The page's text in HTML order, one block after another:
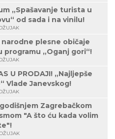
„Spašavanje turista u
od sada i na vinilu!
narodne plesne običaje
programu „Oganj gori“!
U PRODAJI! „Najljepše
Vlade Janevskog!
Zagrebačkom
"A što ću kada volim